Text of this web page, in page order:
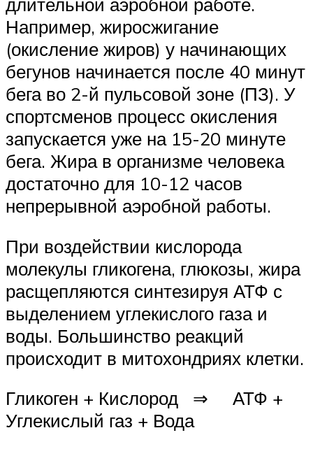
Например, жиросжигание
(окисление жиров) у начинающих
бегунов начинается после 40 минут
бега во 2-й пульсовой зоне (ПЗ). У
спортсменов процесс окисления
запускается уже на 15-20 минуте
бега. Жира в организме человека
достаточно для 10-12 часов
непрерывной аэробной работы.
При воздействии кислорода
молекулы гликогена, глюкозы, жира
расщепляются синтезируя АТФ с
выделением углекислого газа и
воды. Большинство реакций
происходит в митохондриях клетки.
Гликоген + Кислород ⇒ АТФ +
Углекислый газ + Вода